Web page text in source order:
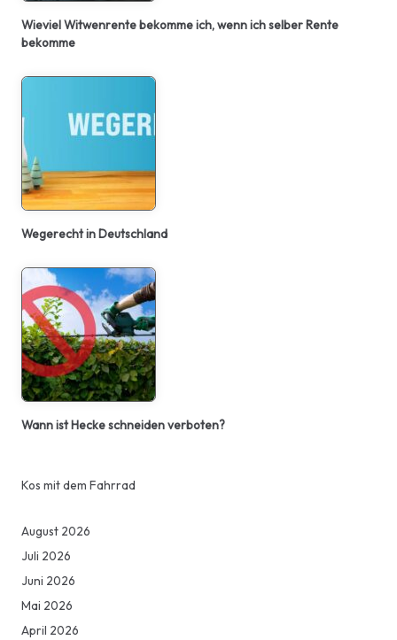
Wieviel Witwenrente bekomme ich, wenn ich selber Rente
bekomme
Wegerecht in Deutschland
Wann ist Hecke schneiden verboten?
Kos mit dem Fahrrad
August 2026
Juli 2026
Juni 2026
Mai 2026
April 2026